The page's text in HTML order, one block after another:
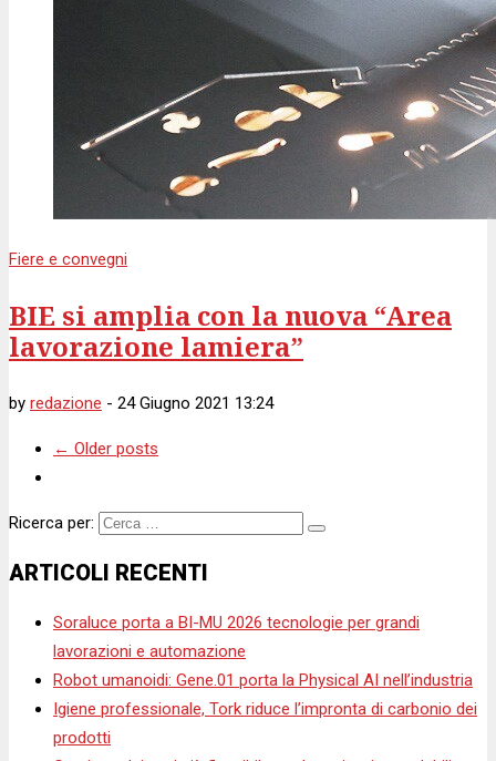
Fiere e convegni
BIE si amplia con la nuova “Area
lavorazione lamiera”
by redazione - 24 Giugno 2021 13:24
← Older posts
Ricerca per:
ARTICOLI RECENTI
Soraluce porta a BI-MU 2026 tecnologie per grandi
lavorazioni e automazione
Robot umanoidi: Gene.01 porta la Physical AI nell’industria
Igiene professionale, Tork riduce l’impronta di carbonio dei
prodotti